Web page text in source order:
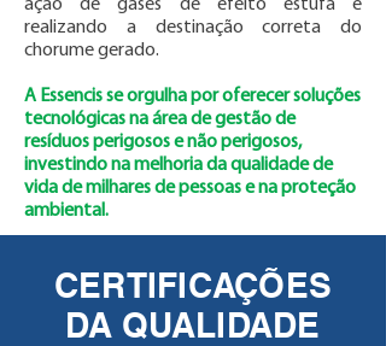
ação de gases de efeito estufa e
realizando a destinação correta do
chorume gerado.
A Essencis se orgulha por oferecer soluções
tecnológicas na área de gestão de
resíduos perigosos e não perigosos,
investindo na melhoria da qualidade de
vida de milhares de pessoas e na proteção
ambiental.
CERTIFICAÇÕES
DA QUALIDADE